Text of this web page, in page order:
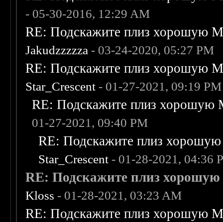
- 05-30-2016, 12:29 AM
RE: Подскажите плиз хорошую
Jakudzzzzza - 03-24-2020, 05:27 PM
RE: Подскажите плиз хорошую
Star_Crescent - 01-27-2021, 09:19 PM
RE: Подскажите плиз хорошую
01-27-2021, 09:40 PM
RE: Подскажите плиз
Star_Crescent - 01-28-2021, 04:36
RE: Подскажите плиз
Kloss - 01-28-2021, 03:23 AM
RE: Подскажите плиз хорошую